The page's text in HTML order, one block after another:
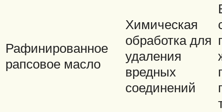
Рафинированное
рапсовое масло
Химическая
обработка для
удаления
вредных
соединений